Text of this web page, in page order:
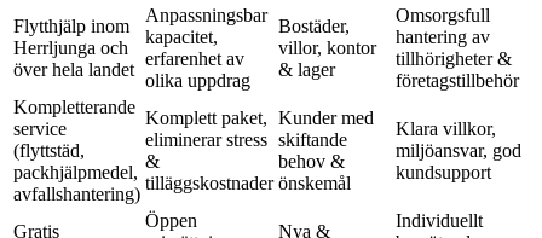
Flytthjälp inom
Herrljunga och
över hela landet
Anpassningsbar
kapacitet,
erfarenhet av
olika uppdrag
Bostäder,
villor, kontor
& lager
Omsorgsfull
hantering av
tillhörigheter &
företagstillbehör
Kompletterande
service
(flyttstäd,
packhjälpmedel,
avfallshantering)
Komplett paket,
eliminerar stress
&
tilläggskostnader
Kunder med
skiftande
behov &
önskemål
Klara villkor,
miljöansvar, god
kundsupport
Gratis
Öppen
Nya &
Individuellt